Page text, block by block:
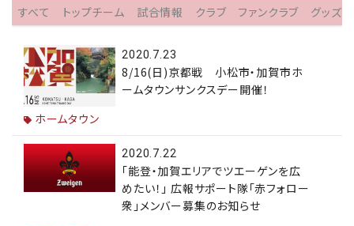
すべて トップチーム 試合情報 クラブ ファンクラブ グッズ
2020.7.23
8/16(日)京都戦 小松市・加賀市ホ
ームタウンサンクスデー開催！
ホームタウン
2020.7.22
「能登・加賀エリアでツエーゲンを広
めたい！」 広報サポート隊「赤フォロー
衆」メンバー募集のお知らせ